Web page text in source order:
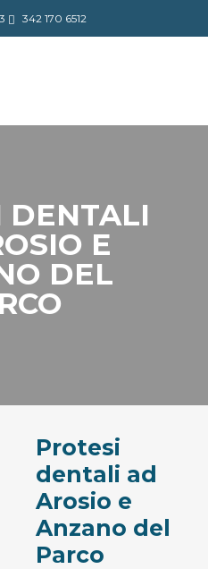
342 170 6512
DENTALI
E
DEL
Protesi
dentali ad
Arosio e
Anzano del
Parco